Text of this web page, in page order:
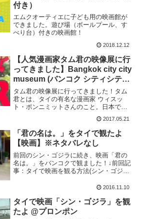
付き）
エムクオーティエに子ども用の映画館が
できました。遊び場（ボールプール、す
べり台）付きの映画館！
2018.12.12
【人気漫画家タム君の映像展に行
ってきました】Bangkok city city
museum (バンコク シティシティ
美術館)@ルンピニ
タム君の映像展に行ってきました！タム
君とは、タイの有名な漫画家 ウィスッ
ト・ポンニミットさんのこと。日本でも
たり、くるりやクラムボンとコラボして
たりするので、たぶん日本で1番有名なタ
イ人アーティストなの...
2017.05.21
「君の名は。」をタイで観たよ
【映画】※ネタバレなし
前回のシン・ゴジラに続き、映画「君の
名は。」をバンコクで観ました！↓前回記
事：タイで映画を観る方法(シン・ゴジラ
に、ということで上映されるか心配だっ
ようです。娯楽とい...
2016.11.10
タイで映画「シン・ゴジラ」を観
たよ @プロンポン